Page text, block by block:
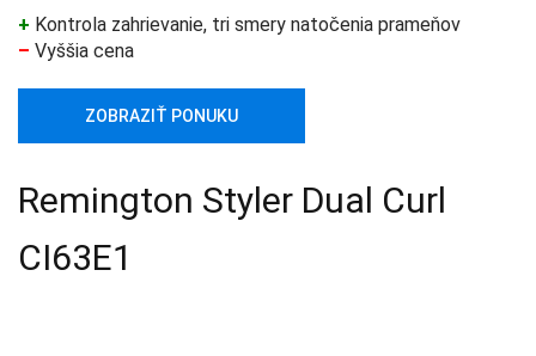
+ Kontrola zahrievanie, tri smery natočenia prameňov
– Vyššia cena
ZOBRAZIŤ PONUKU
Remington Styler Dual Curl
CI63E1